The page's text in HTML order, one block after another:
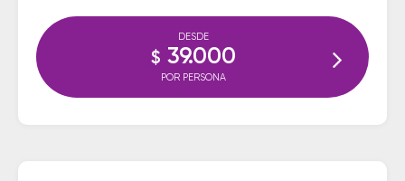
DESDE
$ 39.000
POR PERSONA